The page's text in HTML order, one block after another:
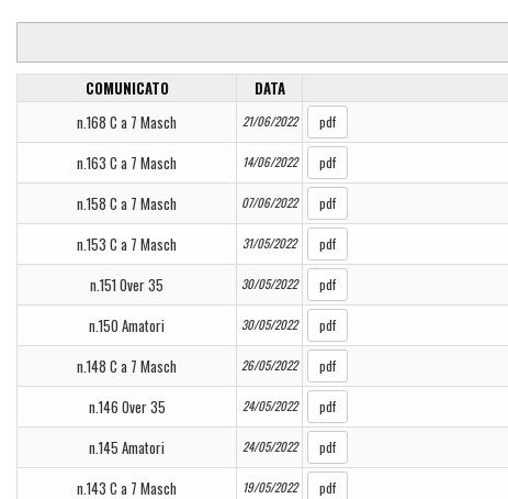
COMUNICATO DATA
n.168 C a 7 Masch
21/06/2022 pdf
n.163 C a 7 Masch 14/06/2022 pdf
n.158 C a 7 Masch 07/06/2022 pdf
n.153 C a 7 Masch 31/05/2022 pdf
n.151 Over 35 30/05/2022 pdf
n.150 Amatori 30/05/2022 pdf
n.148 C a 7 Masch 26/05/2022 pdf
n.146 Over 35 24/05/2022 pdf
n.145 Amatori 24/05/2022 pdf
n.143 C a 7 Masch 19/05/2022 pdf